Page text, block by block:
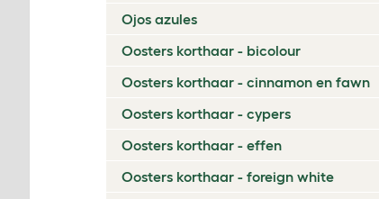
Ojos azules
Oosters korthaar - bicolour
Oosters korthaar - cinnamon en fawn
Oosters korthaar - cypers
Oosters korthaar - effen
Oosters korthaar - foreign white